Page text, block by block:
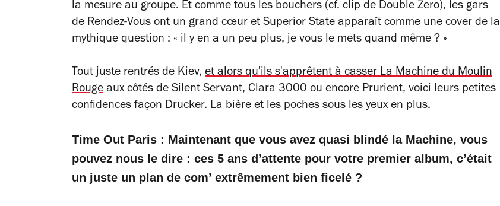
la mesure au groupe. Et comme tous les bouchers (cf. clip de Double Zero), les gars
de Rendez-Vous ont un grand cœur et Superior State apparaît comme une cover de la
mythique question : « il y en a un peu plus, je vous le mets quand même ? »
Tout juste rentrés de Kiev, et alors qu'ils s'apprêtent à casser La Machine du Moulin
Rouge aux côtés de Silent Servant, Clara 3000 ou encore Prurient, voici leurs petites
confidences façon Drucker. La bière et les poches sous les yeux en plus.
Time Out Paris : Maintenant que vous avez quasi blindé la Machine, vous
pouvez nous le dire : ces 5 ans d’attente pour votre premier album, c’était
un juste un plan de com’ extrêmement bien ficelé ?